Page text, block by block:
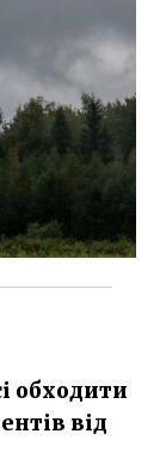
обходити
від